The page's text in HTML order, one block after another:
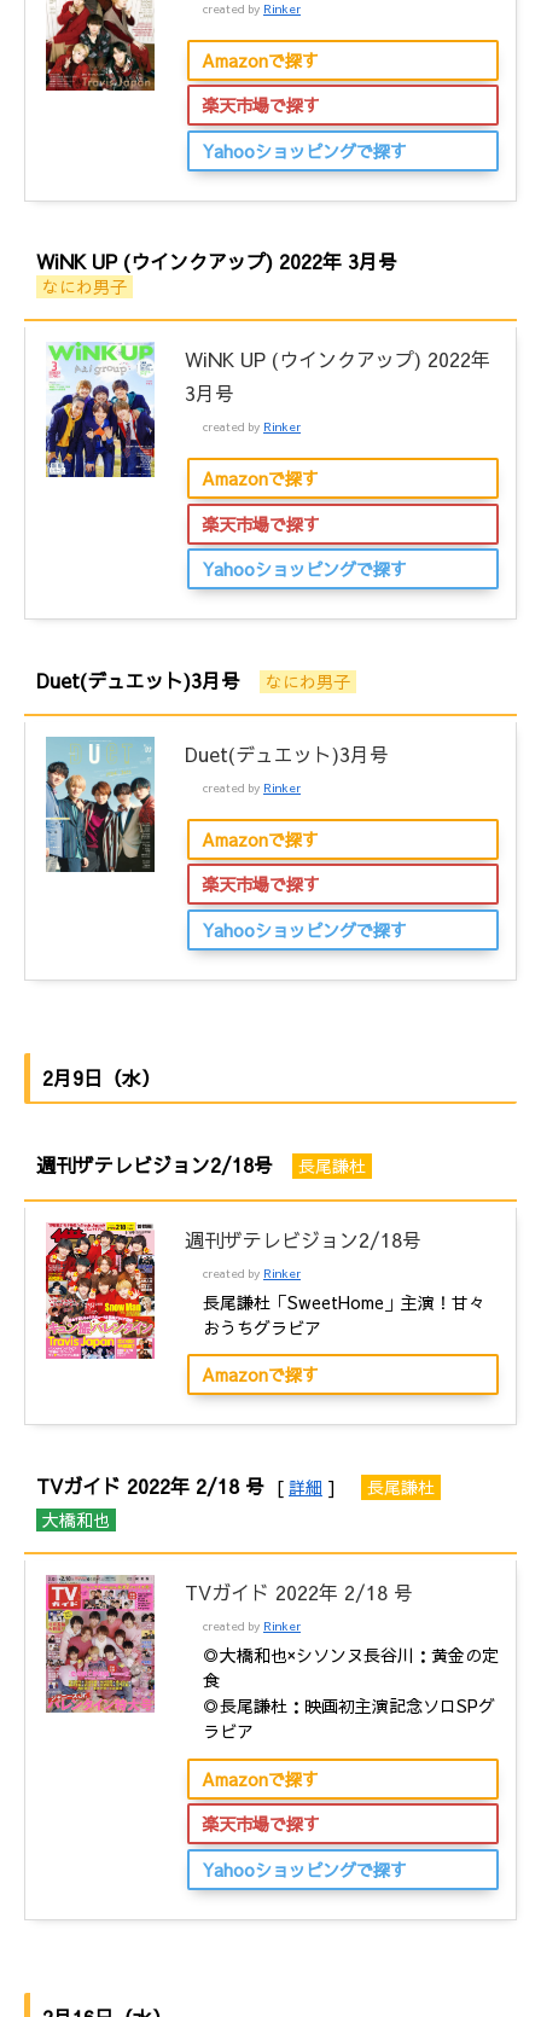
created by Rinker
Amazonで探す
楽天市場で探す
Yahooショッピングで探す
WiNK UP (ウインクアップ) 2022年 3月号
なにわ男子
WiNK UP (ウインクアップ) 2022年
3月号
created by Rinker
Amazonで探す
楽天市場で探す
Yahooショッピングで探す
Duet(デュエット)3月号 なにわ男子
Duet(デュエット)3月号
created by Rinker
Amazonで探す
楽天市場で探す
Yahooショッピングで探す
2月9日（水）
週刊ザテレビジョン2/18号 長尾謙杜
週刊ザテレビジョン2/18号
created by Rinker
長尾謙杜「SweetHome」主演！甘々
おうちグラビア
Amazonで探す
TVガイド 2022年 2/18 号 [ 詳細 ]
長尾謙杜
大橋和也
TVガイド 2022年 2/18 号
created by Rinker
◎大橋和也×シソンヌ長谷川：黄金の定
食
◎長尾謙杜：映画初主演記念ソロSPグ
ラビア
Amazonで探す
楽天市場で探す
Yahooショッピングで探す